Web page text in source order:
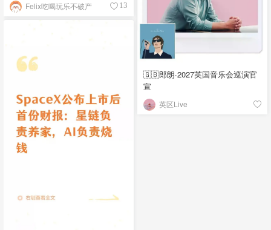
Felix吃喝玩乐不破产 13
🇬🇧郎朗·2027英国音乐会巡演官
宣
英区Live